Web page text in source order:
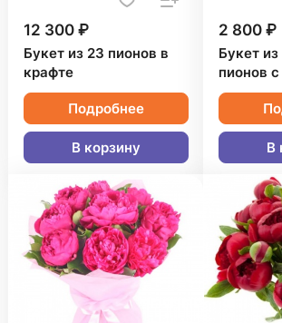
12 300 ₽
Букет из 23 пионов в
крафте
Подробнее
В корзину
2 800 ₽
Букет
пионов
В